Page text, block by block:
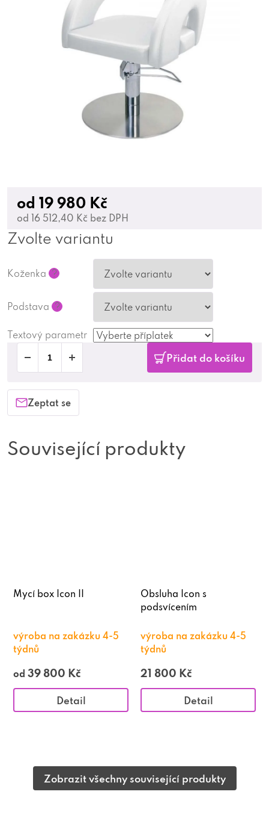
od 19 980 Kč
od 16 512,40 Kč bez DPH
Zvolte variantu
Koženka ?
Podstava ?
Textový parametr
Přidat do košíku
Zeptat se
Související produkty
Mycí box Icon II
výroba na zakázku 4-5
týdnů
od 39 800 Kč
Detail
Obsluha Icon s
podsvícením
výroba na zakázku 4-5
týdnů
21 800 Kč
Detail
Zobrazit všechny související produkty